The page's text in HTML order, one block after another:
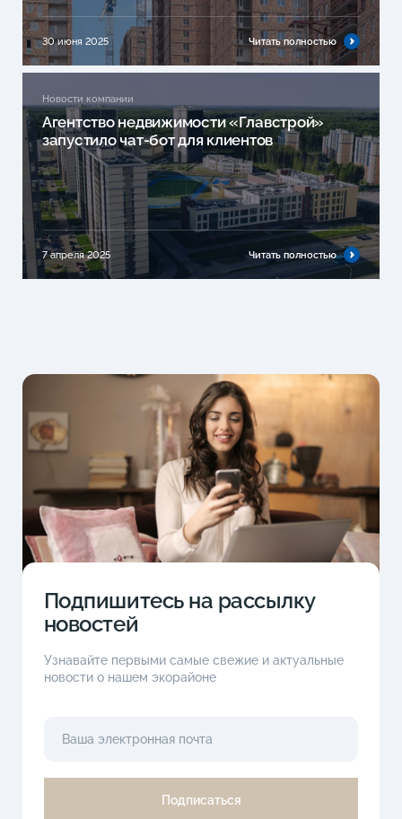
30 июня 2025 Читать полностью
Новости компании
Агентство недвижимости «Главстрой»
запустило чат-бот для клиентов
7 апреля 2025 Читать полностью
Подпишитесь на рассылку
новостей
Узнавайте первыми самые свежие и актуальные
новости о нашем экорайоне
Подписаться